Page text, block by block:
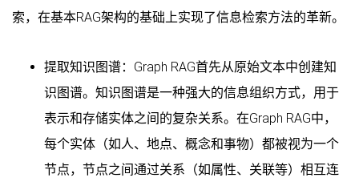
索，在基本RAG架构的基础上实现了信息检索方法的革新。
提取知识图谱：Graph RAG首先从原始文本中创建知
识图谱。知识图谱是一种强大的信息组织方式，用于
表示和存储实体之间的复杂关系。在Graph RAG中，
每个实体（如人、地点、概念和事物）都被视为一个
节点，节点之间通过关系（如属性、关联等）相互连